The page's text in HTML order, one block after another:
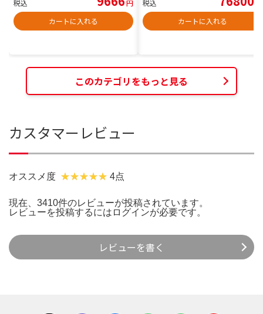
税込
円
カートに入れる
税込
カートに入れる
このカテゴリをもっと見る
カスタマーレビュー
オススメ度 4点
現在、3410件のレビューが投稿されています。
レビューを投稿するには ログインが必要です。
レビューを書く